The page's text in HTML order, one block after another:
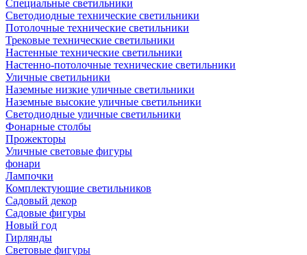
Специальные светильники
Светодиодные технические светильники
Потолочные технические светильники
Трековые технические светильники
Настенные технические светильники
Настенно-потолочные технические светильники
Уличные светильники
Наземные низкие уличные светильники
Наземные высокие уличные светильники
Светодиодные уличные светильники
Фонарные столбы
Прожекторы
Уличные световые фигуры
фонари
Лампочки
Комплектующие светильников
Садовый декор
Садовые фигуры
Новый год
Гирлянды
Световые фигуры